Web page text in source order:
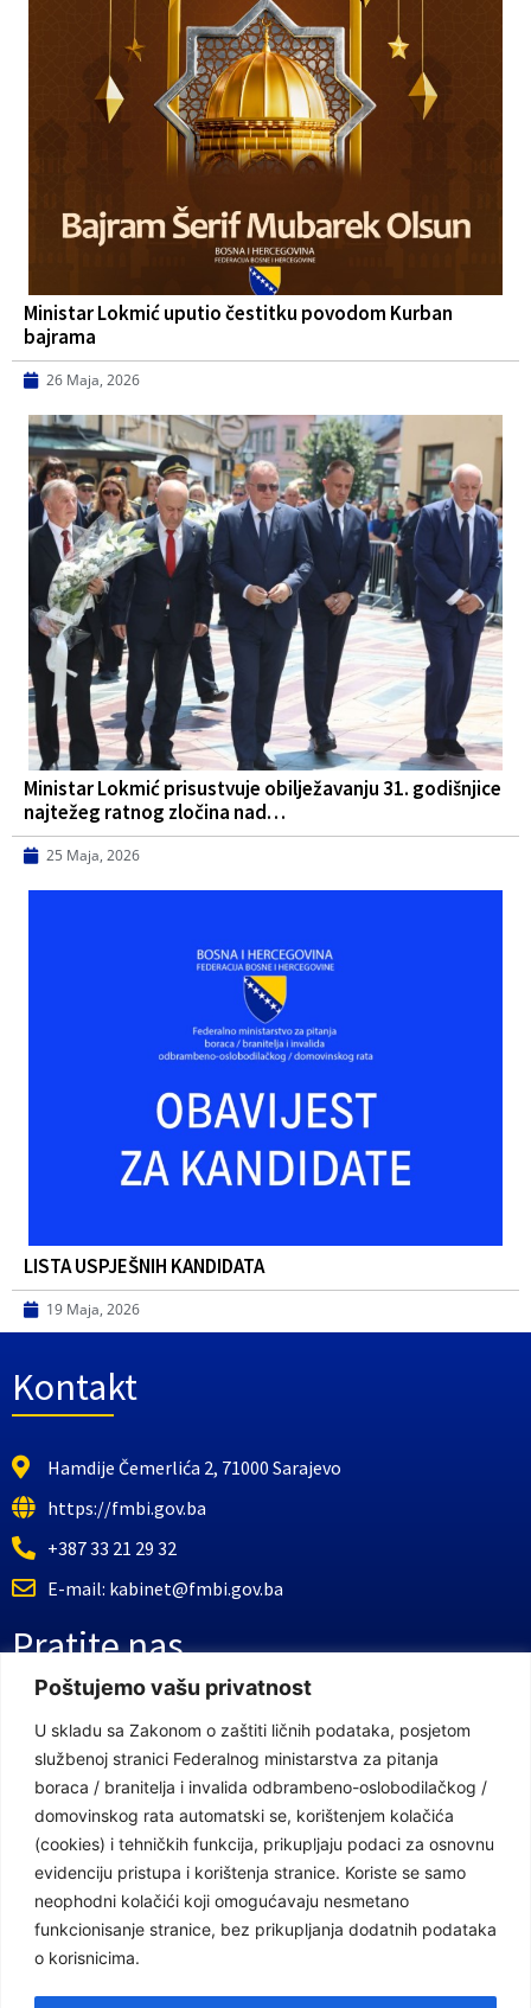
Poštujemo vašu privatnost
U skladu sa Zakonom o zaštiti ličnih podataka, posjetom
službenoj stranici Federalnog ministarstva za pitanja
boraca / branitelja i invalida odbrambeno-oslobodilačkog /
domovinskog rata automatski se, korištenjem kolačića
(cookies) i tehničkih funkcija, prikupljaju podaci za osnovnu
evidenciju pristupa i korištenja stranice. Koriste se samo
neophodni kolačići koji omogućavaju nesmetano
funkcionisanje stranice, bez prikupljanja dodatnih podataka
o korisnicima.
Ministar Lokmić uputio čestitku povodom Kurban
bajrama
26 Maja, 2026
Ministar Lokmić prisustvuje obilježavanju 31. godišnjice
najtežeg ratnog zločina nad…
25 Maja, 2026
LISTA USPJEŠNIH KANDIDATA
19 Maja, 2026
Kontakt
Hamdije Čemerlića 2, 71000 Sarajevo
https://fmbi.gov.ba
+387 33 21 29 32
E-mail: kabinet@fmbi.gov.ba
Pratite nas
Facebook Stranica
Youtube Kanal
Linkovi
Vlada Federacije Bosne i Hercegovine
Federalno ministarstvo finansija